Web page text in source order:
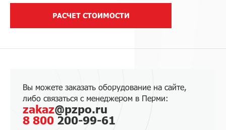
РАСЧЕТ СТОИМОСТИ
Вы можете заказать оборудование на сайте,
либо связаться с менеджером в Перми:
zakaz@pzpo.ru
8 800 200-99-61